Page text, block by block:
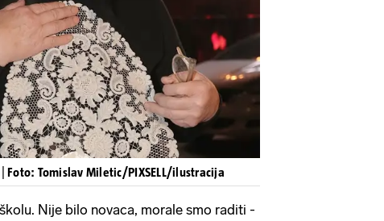
Foto: Tomislav Miletic/PIXSELL/ilustracija
Nije bilo novaca, morale smo raditi -